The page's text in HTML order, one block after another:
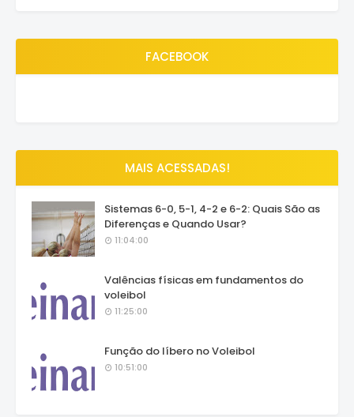
FACEBOOK
MAIS ACESSADAS!
Sistemas 6-0, 5-1, 4-2 e 6-2: Quais São as
Diferenças e Quando Usar?
11:04:00
Valências físicas em fundamentos do
voleibol
11:25:00
Função do líbero no Voleibol
10:51:00